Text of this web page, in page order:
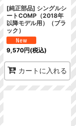
[純正部品] シングルシ
ートCOMP（2018年
以降モデル用）（ブラ
ック）
9,570円(税込)
カートに入れる